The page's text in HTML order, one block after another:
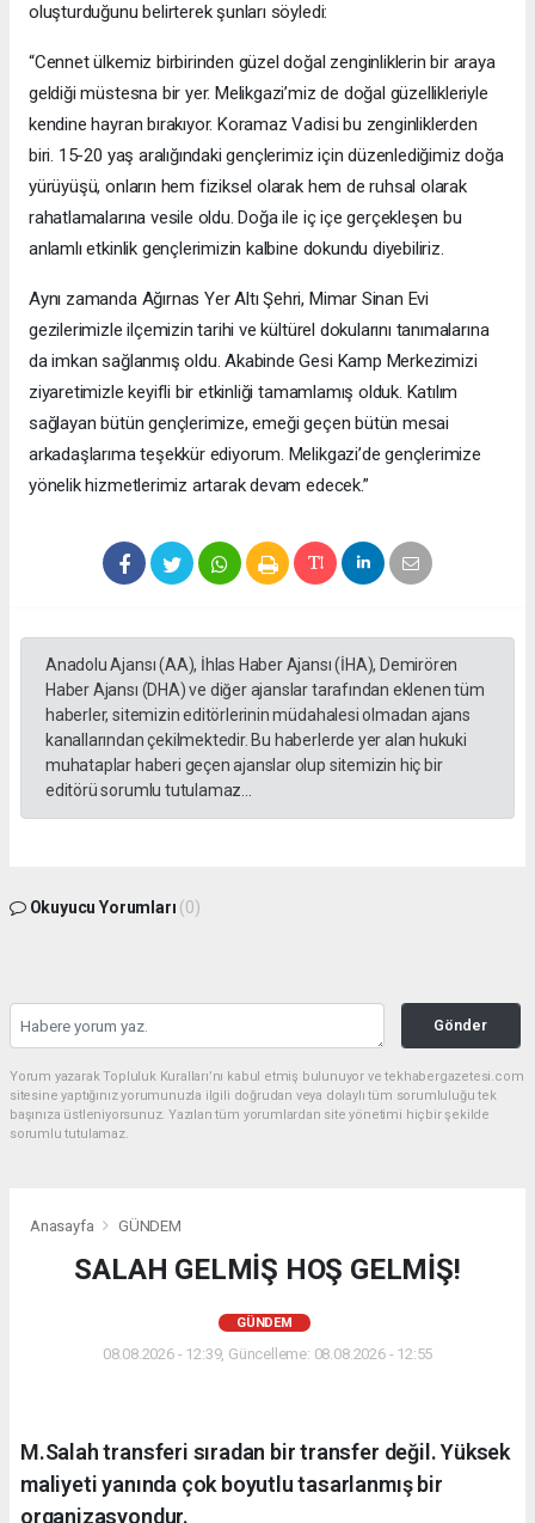
oluşturduğunu belirterek şunları söyledi:
“Cennet ülkemiz birbirinden güzel doğal zenginliklerin bir araya
geldiği müstesna bir yer. Melikgazi’miz de doğal güzellikleriyle
kendine hayran bırakıyor. Koramaz Vadisi bu zenginliklerden
biri. 15-20 yaş aralığındaki gençlerimiz için düzenlediğimiz doğa
yürüyüşü, onların hem fiziksel olarak hem de ruhsal olarak
rahatlamalarına vesile oldu. Doğa ile iç içe gerçekleşen bu
anlamlı etkinlik gençlerimizin kalbine dokundu diyebiliriz.
Aynı zamanda Ağırnas Yer Altı Şehri, Mimar Sinan Evi
gezilerimizle ilçemizin tarihi ve kültürel dokularını tanımalarına
da imkan sağlanmış oldu. Akabinde Gesi Kamp Merkezimizi
ziyaretimizle keyifli bir etkinliği tamamlamış olduk. Katılım
sağlayan bütün gençlerimize, emeği geçen bütün mesai
arkadaşlarıma teşekkür ediyorum. Melikgazi’de gençlerimize
yönelik hizmetlerimiz artarak devam edecek.”
Anadolu Ajansı (AA), İhlas Haber Ajansı (İHA), Demirören
Haber Ajansı (DHA) ve diğer ajanslar tarafından eklenen tüm
haberler, sitemizin editörlerinin müdahalesi olmadan ajans
kanallarından çekilmektedir. Bu haberlerde yer alan hukuki
muhataplar haberi geçen ajanslar olup sitemizin hiç bir
editörü sorumlu tutulamaz...
Okuyucu Yorumları (0)
Gönder
Yorum yazarak Topluluk Kuralları’nı kabul etmiş bulunuyor ve tekhabergazetesi.com
sitesine yaptığınız yorumunuzla ilgili doğrudan veya dolaylı tüm sorumluluğu tek
başınıza üstleniyorsunuz. Yazılan tüm yorumlardan site yönetimi hiçbir şekilde
sorumlu tutulamaz.
Anasayfa GÜNDEM
SALAH GELMİŞ HOŞ GELMİŞ!
GÜNDEM
08.08.2026 - 12:39, Güncelleme: 08.08.2026 - 12:55
M.Salah transferi sıradan bir transfer değil. Yüksek
maliyeti yanında çok boyutlu tasarlanmış bir
organizasyondur.